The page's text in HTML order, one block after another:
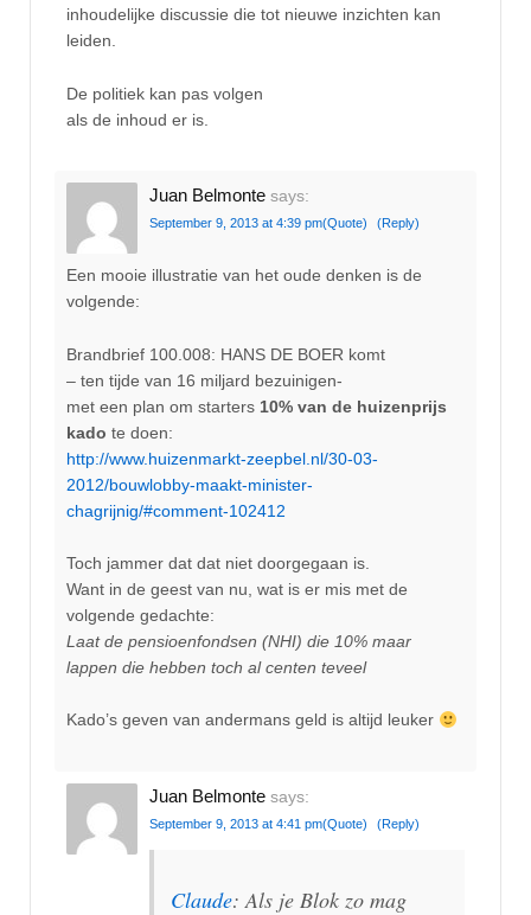
inhoudelijke discussie die tot nieuwe inzichten kan
leiden.
De politiek kan pas volgen
als de inhoud er is.
Juan Belmonte says:
September 9, 2013 at 4:39 pm(Quote) (Reply)
Een mooie illustratie van het oude denken is de
volgende:
Brandbrief 100.008: HANS DE BOER komt
– ten tijde van 16 miljard bezuinigen-
met een plan om starters 10% van de huizenprijs
kado te doen:
http://www.huizenmarkt-zeepbel.nl/30-03-
2012/bouwlobby-maakt-minister-
chagrijnig/#comment-102412
Toch jammer dat dat niet doorgegaan is.
Want in de geest van nu, wat is er mis met de
volgende gedachte:
Laat de pensioenfondsen (NHI) die 10% maar
lappen die hebben toch al centen teveel
Kado’s geven van andermans geld is altijd leuker
Juan Belmonte says:
September 9, 2013 at 4:41 pm(Quote) (Reply)
Claude: Als je Blok zo mag